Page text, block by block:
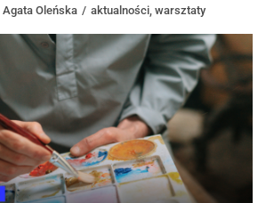
Agata Oleńska aktualności warsztaty